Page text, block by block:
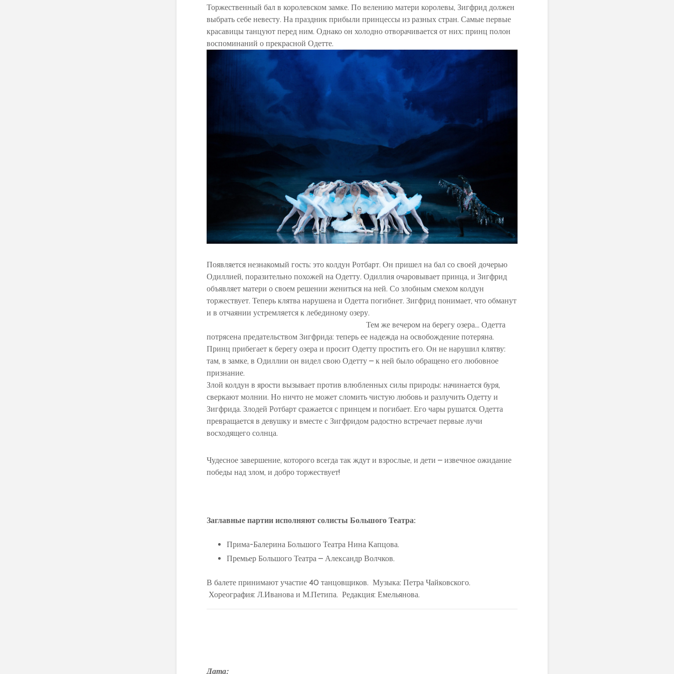
Торжественный бал в королевском замке. По велению матери королевы, Зигфрид должен
выбрать себе невесту. На праздник прибыли принцессы из разных стран. Самые первые
красавицы танцуют перед ним. Однако он холодно отворачивается от них: принц полон
воспоминаний о прекрасной Одетте.
Появляется незнакомый гость: это колдун Ротбарт. Он пришел на бал со своей дочерью
Одиллией, поразительно похожей на Одетту. Одиллия очаровывает принца, и Зигфрид
объявляет матери о своем решении жениться на ней. Со злобным смехом колдун
торжествует. Теперь клятва нарушена и Одетта погибнет. Зигфрид понимает, что обманут
и в отчаянии устремляется к лебединому озеру.
Тем же вечером на берегу озера… Одетта
потрясена предательством Зигфрида: теперь ее надежда на освобождение потеряна.
Принц прибегает к берегу озера и просит Одетту простить его. Он не нарушил клятву:
там, в замке, в Одиллии он видел свою Одетту – к ней было обращено его любовное
признание.
Злой колдун в ярости вызывает против влюбленных силы природы: начинается буря,
сверкают молнии. Но ничто не может сломить чистую любовь и разлучить Одетту и
Зигфрида. Злодей Ротбарт сражается с принцем и погибает. Его чары рушатся. Одетта
превращается в девушку и вместе с Зигфридом радостно встречает первые лучи
восходящего солнца.
Чудесное завершение, которого всегда так ждут и взрослые, и дети – извечное ожидание
победы над злом, и добро торжествует!
Заглавные партии исполняют солисты Большого Театра:
Прима-Балерина Большого Театра Нина Капцова.
Премьер Большого Театра – Александр Волчков.
В балете принимают участие 40 танцовщиков. Музыка: Петра Чайковского.
Хореография: Л.Иванова и М.Петипа. Редакция: Емельянова.
Дата: